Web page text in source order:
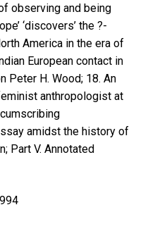
observing and being
‘discovers’ the ?-
America in the era of
European contact in
Peter H. Wood; 18. An
anthropologist at
amidst the history of
Part V. Annotated